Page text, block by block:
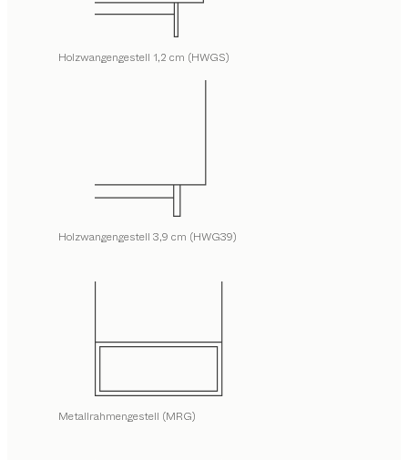
Holzwangengestell 1,2 cm (HWGS)
Holzwangengestell 3,9 cm (HWG39)
Metallrahmengestell (MRG)